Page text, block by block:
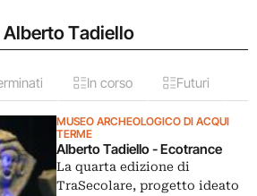
Tadiello
In corso Futuri
MUSEO ARCHEOLOGICO DI ACQUI
TERME
Alberto Tadiello - Ecotrance
La quarta edizione di
TraSecolare, progetto ideato